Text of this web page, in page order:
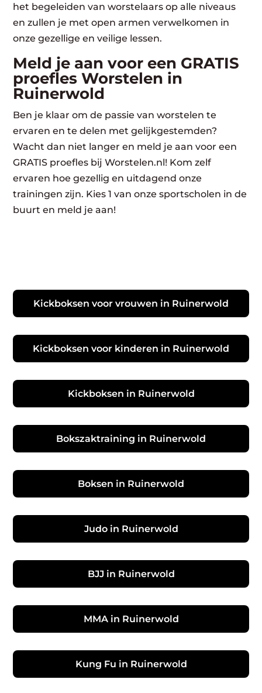
het begeleiden van worstelaars op alle niveaus
en zullen je met open armen verwelkomen in
onze gezellige en veilige lessen.
Meld je aan voor een GRATIS
proefles Worstelen in
Ruinerwold
Ben je klaar om de passie van worstelen te
ervaren en te delen met gelijkgestemden?
Wacht dan niet langer en meld je aan voor een
GRATIS proefles bij Worstelen.nl! Kom zelf
ervaren hoe gezellig en uitdagend onze
trainingen zijn. Kies 1 van onze sportscholen in de
buurt en meld je aan!
Kickboksen voor vrouwen in Ruinerwold
Kickboksen voor kinderen in Ruinerwold
Kickboksen in Ruinerwold
Bokszaktraining in Ruinerwold
Boksen in Ruinerwold
Judo in Ruinerwold
BJJ in Ruinerwold
MMA in Ruinerwold
Kung Fu in Ruinerwold